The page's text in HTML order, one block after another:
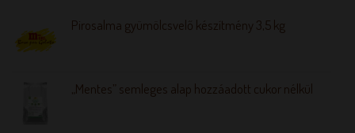
Pirosalma gyümölcsvelő készítmény 3,5 kg
„Mentes” semleges alap hozzáadott cukor nélkül